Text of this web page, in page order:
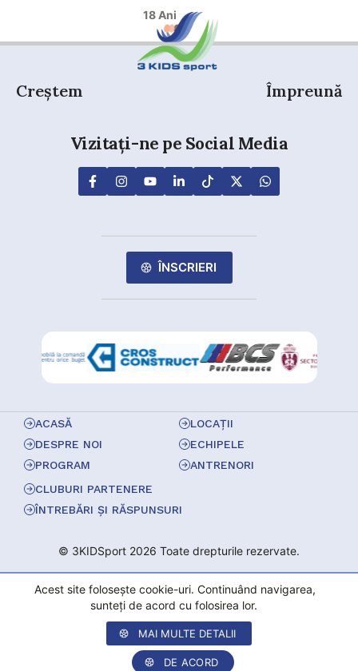
18 Ani
Creștem Împreună
Vizitați-ne pe Social Media
ÎNSCRIERI
© 3KIDSport 2026 Toate drepturile rezervate.
ACASĂ
DESPRE NOI
PROGRAM
LOCAȚII
ECHIPELE
ANTRENORI
CLUBURI PARTENERE
ÎNTREBĂRI ȘI RĂSPUNSURI
Acest site folosește cookie-uri. Continuând navigarea,
sunteți de acord cu folosirea lor.
MAI MULTE DETALII
DE ACORD